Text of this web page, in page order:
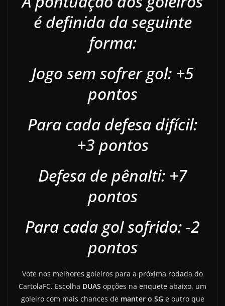
é definida da seguinte
forma:
Jogo sem sofrer gol: +5
pontos
Para cada defesa difícil:
+3 pontos
Defesa de pênalti: +7
pontos
Para cada gol sofrido: -2
pontos
Vote nos melhores goleiros para a próxima rodada do
CartolaFC. Escolha DUAS opções na enquete abaixo, um
goleiro com mais chances de manter o SG e outro que